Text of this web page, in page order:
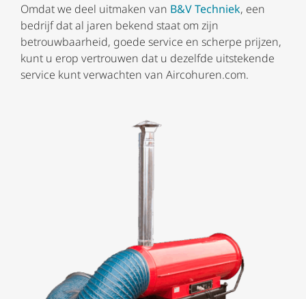
Omdat we deel uitmaken van B&V Techniek, een
bedrijf dat al jaren bekend staat om zijn
betrouwbaarheid, goede service en scherpe prijzen,
kunt u erop vertrouwen dat u dezelfde uitstekende
service kunt verwachten van Aircohuren.com.